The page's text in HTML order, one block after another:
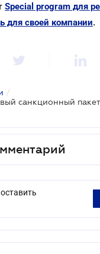
Special program для
для своей компании.
/